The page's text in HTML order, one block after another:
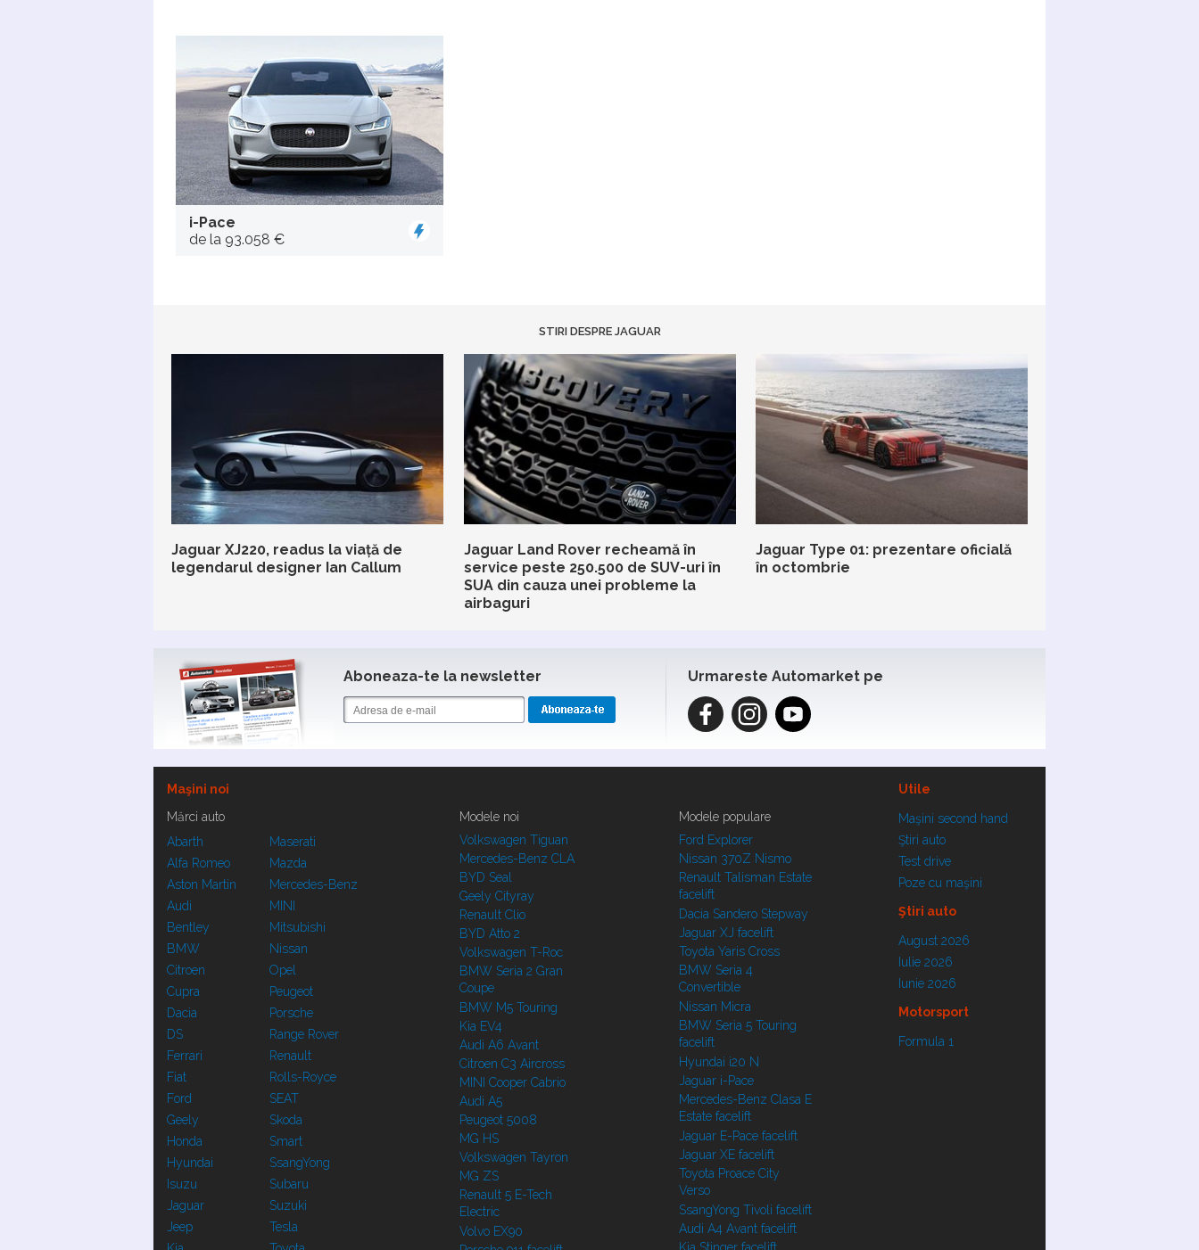
i-Pace
de la 93.058 €
STIRI DESPRE JAGUAR
Jaguar XJ220, readus la viață de
legendarul designer Ian Callum
Jaguar Land Rover recheamă în
service peste 250.500 de SUV-uri în
SUA din cauza unei probleme la
airbaguri
Jaguar Type 01: prezentare oficială
în octombrie
Aboneaza-te la newsletter Urmareste Automarket pe
Maşini noi
Utile
Mărci auto
Abarth
Alfa Romeo
Aston Martin
Audi
Bentley
BMW
Citroen
Cupra
Dacia
DS
Ferrari
Fiat
Ford
Geely
Honda
Hyundai
Isuzu
Jaguar
Jeep
Maserati
Mazda
Mercedes-Benz
MINI
Mitsubishi
Nissan
Opel
Peugeot
Porsche
Range Rover
Renault
Rolls-Royce
SEAT
Skoda
Smart
SsangYong
Subaru
Suzuki
Tesla
Modele noi
Volkswagen Tiguan
Mercedes-Benz CLA
BYD Seal
Geely Cityray
Renault Clio
BYD Atto 2
Volkswagen T-Roc
BMW Seria 2 Gran
Coupe
BMW M5 Touring
Kia EV4
Audi A6 Avant
Citroen C3 Aircross
MINI Cooper Cabrio
Audi A5
Peugeot 5008
MG HS
Volkswagen Tayron
MG ZS
Renault 5 E-Tech
Electric
Volvo EX90
Modele populare
Ford Explorer
Nissan 370Z Nismo
Renault Talisman Estate
facelift
Dacia Sandero Stepway
Jaguar XJ facelift
Toyota Yaris Cross
BMW Seria 4
Convertible
Nissan Micra
BMW Seria 5 Touring
facelift
Hyundai i20 N
Jaguar i-Pace
Mercedes-Benz Clasa E
Estate facelift
Jaguar E-Pace facelift
Jaguar XE facelift
Toyota Proace City
Verso
SsangYong Tivoli facelift
Audi A4 Avant facelift
Maşini second hand
Ştiri auto
Test drive
Poze cu maşini
Ştiri auto
August 2026
Iulie 2026
Iunie 2026
Motorsport
Formula 1